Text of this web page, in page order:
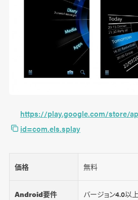
https://play.google.com/store/
id=com.els.splay
価格 無料
Android要件 バージョン4.0以上